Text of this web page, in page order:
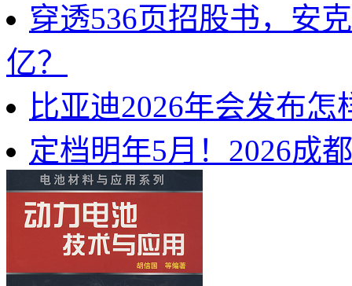
穿透536页招股书，安
亿？
比亚迪2026年会发布
定档明年5月！2026成